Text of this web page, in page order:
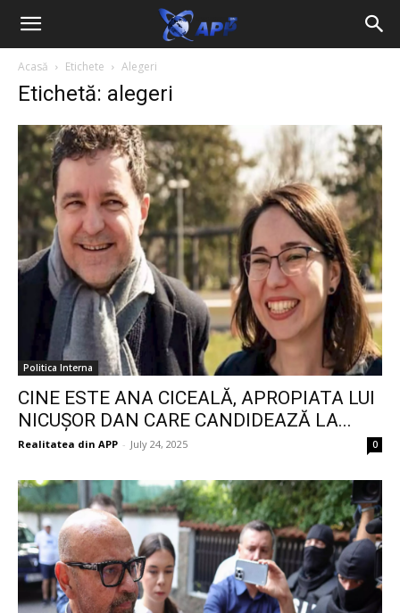
Acasă Etichete Alegeri
Etichetă: alegeri
Politica Interna
CINE ESTE ANA CICEALĂ, APROPIATA LUI
NICUȘOR DAN CARE CANDIDEAZĂ LA...
Realitatea din APP - July 24, 2025 0